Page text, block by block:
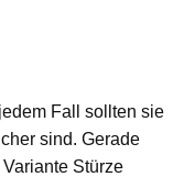
Fall sollten sie
sind. Gerade
Stürze